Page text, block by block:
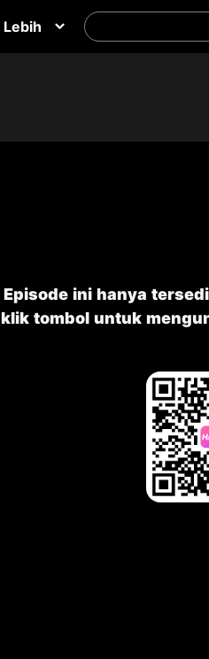
Lebih
Episode ini hanya
klik tombol untuk